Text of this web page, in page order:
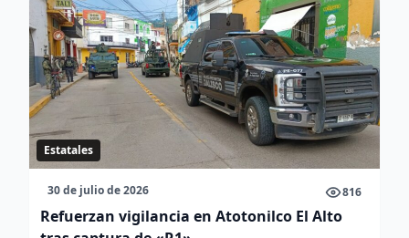
Estatales
30 de julio de 2026 816
Refuerzan vigilancia en Atotonilco El Alto